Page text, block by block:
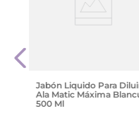
Jabón Liquido Para
Ala Matic Máxima
500 Ml